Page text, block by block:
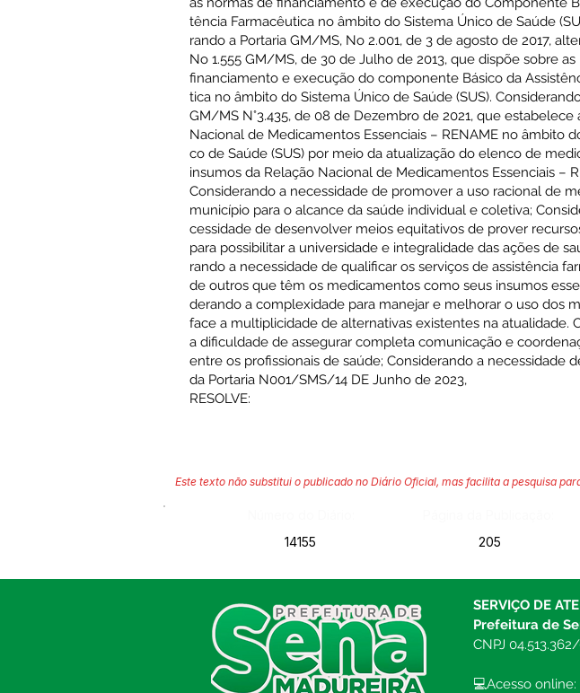
tência Farmacêutica no âmbito do Sistema Único de Saúde
rando a Portaria GM/MS, No 2.001, de 3 de agosto de 2017,
No 1.555 GM/MS, de 30 de Julho de 2013, que dispõe sobre
financiamento e execução do componente Básico da
tica no âmbito do Sistema Único de Saúde (SUS).
GM/MS N°3.435, de 08 de Dezembro de 2021, que estabelece
Nacional de Medicamentos Essenciais – RENAME no âmbito
co de Saúde (SUS) por meio da atualização do elenco de
insumos da Relação Nacional de Medicamentos Essenciais –
Considerando a necessidade de promover a uso racional de
município para o alcance da saúde individual e coletiva;
cessidade de desenvolver meios equitativos de prover
para possibilitar a universidade e integralidade das ações de
rando a necessidade de qualificar os serviços de assistência
de outros que têm os medicamentos como seus insumos
derando a complexidade para manejar e melhorar o uso dos
face a multiplicidade de alternativas existentes na atualidade.
a dificuldade de assegurar completa comunicação e
entre os profissionais de saúde; Considerando a necessidade
da Portaria N001/SMS/14 DE Junho de 2023,
RESOLVE:
Este texto não substitui o publicado no Diário Oficial, mas facilita a pesquisa
14155
205
CIDADÃO (SIC) E OUVIDORIA
Prefeitura de Sena Madureira
CNPJ 04.513.362/0001-37
Av. Avelino Chaves, n° 720, 69940-
SERVIÇO DE
Prefeitura de
CNPJ
💻Acesso online: